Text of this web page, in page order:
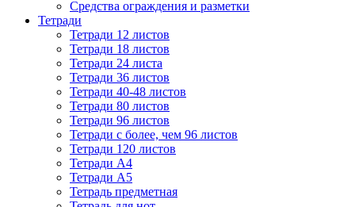
Средства ограждения и разметки
Тетради
Тетради 12 листов
Тетради 18 листов
Тетради 24 листа
Тетради 36 листов
Тетради 40-48 листов
Тетради 80 листов
Тетради 96 листов
Тетради с более, чем 96 листов
Тетради 120 листов
Тетради А4
Тетради А5
Тетрадь предметная